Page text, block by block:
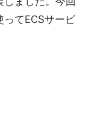
てECSサービ